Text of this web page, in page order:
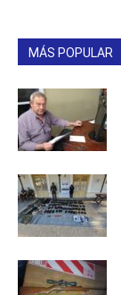
MÁS POPULAR